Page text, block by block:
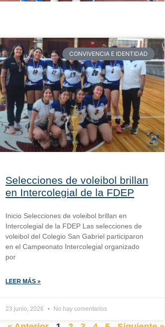
CONVIVENCIA E IDENTIDAD
Selecciones de voleibol brillan
en Intercolegial de la FDEP
Inicio Selecciones de voleibol brillan en
Intercolegial de la FDEP Las selecciones de
voleibol del Colegio San Gabriel participaron
en el Campeonato Intercolegial organizado
por
LEER MÁS »
23 junio, 2026 No hay comentarios